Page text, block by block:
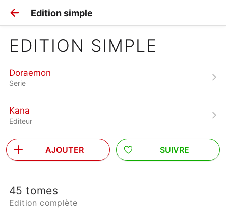
Edition simple
EDITION SIMPLE
Doraemon
Serie
Kana
Editeur
AJOUTER SUIVRE
45 tomes
Edition complète